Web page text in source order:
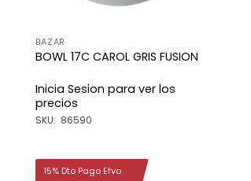
BAZAR
BOWL 17C CAROL GRIS FUSION
Inicia Sesion para ver los
precios
SKU: 86590
15% Dto Pago Efvo